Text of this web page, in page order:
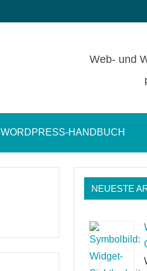
Web- und
WORDPRESS-HANDBUCH
NEUESTE